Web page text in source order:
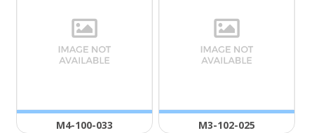
Μ4-100-033 Μ3-102-025